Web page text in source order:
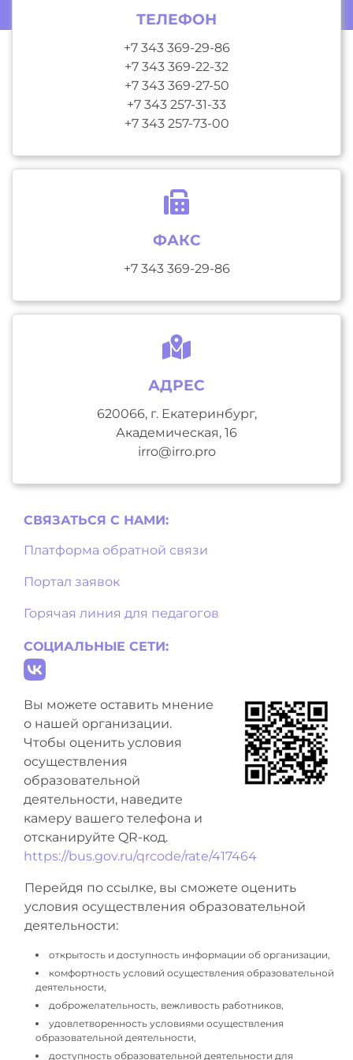
ТЕЛЕФОН
+7 343 369-29-86
+7 343 369-22-32
+7 343 369-27-50
+7 343 257-31-33
+7 343 257-73-00
ФАКС
+7 343 369-29-86
АДРЕС
620066, г. Екатеринбург,
Академическая, 16
irro@irro.pro
СВЯЗАТЬСЯ С НAМИ:
Платформа обратной связи
Портал заявок
Горячая линия для педагогов
СОЦИАЛЬНЫЕ СЕТИ:
Вы можете оставить мнение
о нашей организации.
Чтобы оценить условия
осуществления
образовательной
деятельности, наведите
камеру вашего телефона и
отсканируйте QR-код.
https://bus.gov.ru/qrcode/rate/417464
Перейдя по ссылке, вы сможете оценить
условия осуществления образовательной
деятельности:
открытость и доступность информации об организации,
комфортность условий осуществления образовательной
деятельности,
доброжелательность, вежливость работников,
удовлетворенность условиями осуществления
образовательной деятельности,
доступность образовательной деятельности для